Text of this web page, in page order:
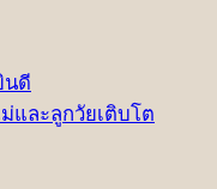
นดี
ละลูกวัยเติบโต